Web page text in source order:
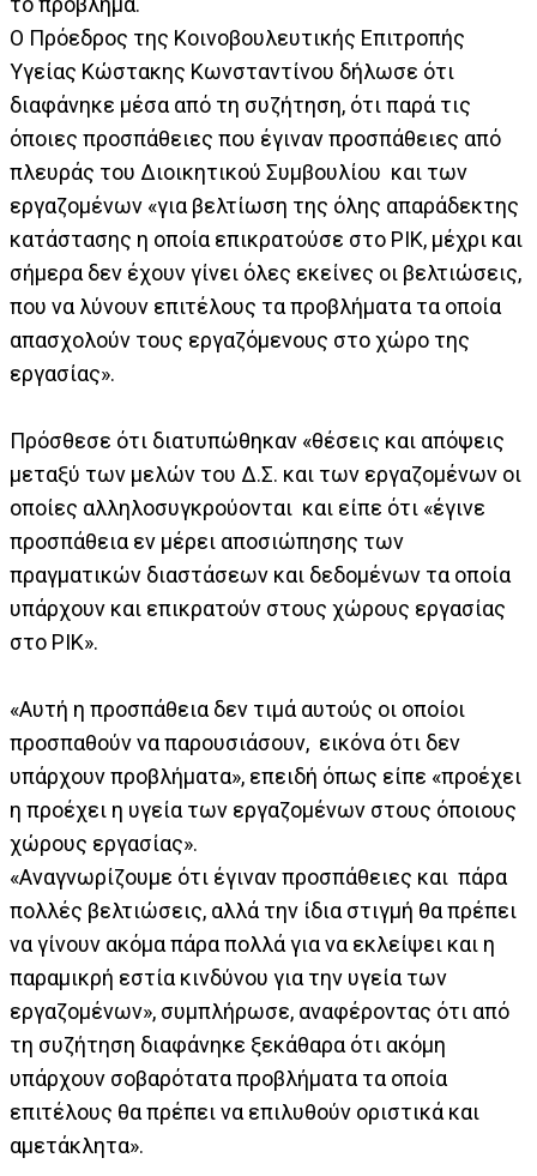
Ο Πρόεδρος της Κοινοβουλευτικής Επιτροπής
Υγείας Κώστακης Κωνσταντίνου δήλωσε ότι
διαφάνηκε μέσα από τη συζήτηση, ότι παρά τις
όποιες προσπάθειες που έγιναν προσπάθειες από
πλευράς του Διοικητικού Συμβουλίου και των
εργαζομένων «για βελτίωση της όλης απαράδεκτης
κατάστασης η οποία επικρατούσε στο ΡΙΚ, μέχρι και
σήμερα δεν έχουν γίνει όλες εκείνες οι βελτιώσεις,
που να λύνουν επιτέλους τα προβλήματα τα οποία
απασχολούν τους εργαζόμενους στο χώρο της
εργασίας».
Πρόσθεσε ότι διατυπώθηκαν «θέσεις και απόψεις
μεταξύ των μελών του Δ.Σ. και των εργαζομένων οι
οποίες αλληλοσυγκρούονται και είπε ότι «έγινε
προσπάθεια εν μέρει αποσιώπησης των
πραγματικών διαστάσεων και δεδομένων τα οποία
υπάρχουν και επικρατούν στους χώρους εργασίας
στο ΡΙΚ».
«Αυτή η προσπάθεια δεν τιμά αυτούς οι οποίοι
προσπαθούν να παρουσιάσουν, εικόνα ότι δεν
υπάρχουν προβλήματα», επειδή όπως είπε «προέχει
η προέχει η υγεία των εργαζομένων στους όποιους
χώρους εργασίας».
«Αναγνωρίζουμε ότι έγιναν προσπάθειες και πάρα
πολλές βελτιώσεις, αλλά την ίδια στιγμή θα πρέπει
να γίνουν ακόμα πάρα πολλά για να εκλείψει και η
παραμικρή εστία κινδύνου για την υγεία των
εργαζομένων», συμπλήρωσε, αναφέροντας ότι από
τη συζήτηση διαφάνηκε ξεκάθαρα ότι ακόμη
υπάρχουν σοβαρότατα προβλήματα τα οποία
επιτέλους θα πρέπει να επιλυθούν οριστικά και
αμετάκλητα».